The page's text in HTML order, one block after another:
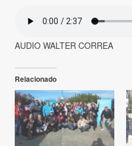
AUDIO WALTER CORREA
Relacionado